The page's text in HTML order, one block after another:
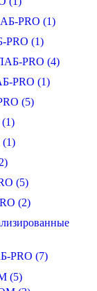
PRO (1)
PRO (1)
PRO (4)
PRO (1)
(5)
(1)
(5)
(2)
PRO (7)
(5)